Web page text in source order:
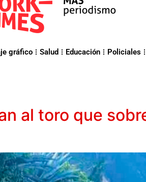
gráfico Salud Educación Policiales
al toro que